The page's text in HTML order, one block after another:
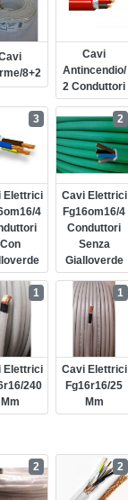
8+2
Cavi
Antincendio/
2 Conduttori
Elettrici
4
Con
3
Cavi Elettrici
Fg16om16/4
Conduttori
Senza
Gialloverde
2
Elettrici
240
Mm
1
Cavi Elettrici
Fg16r16/25
Mm
1
2 2